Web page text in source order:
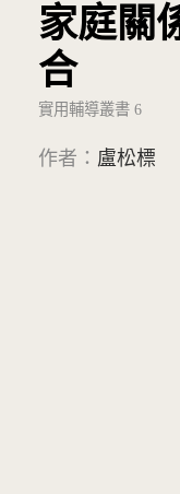
家庭關
合
實用輔導叢書 6
作者： 盧松標